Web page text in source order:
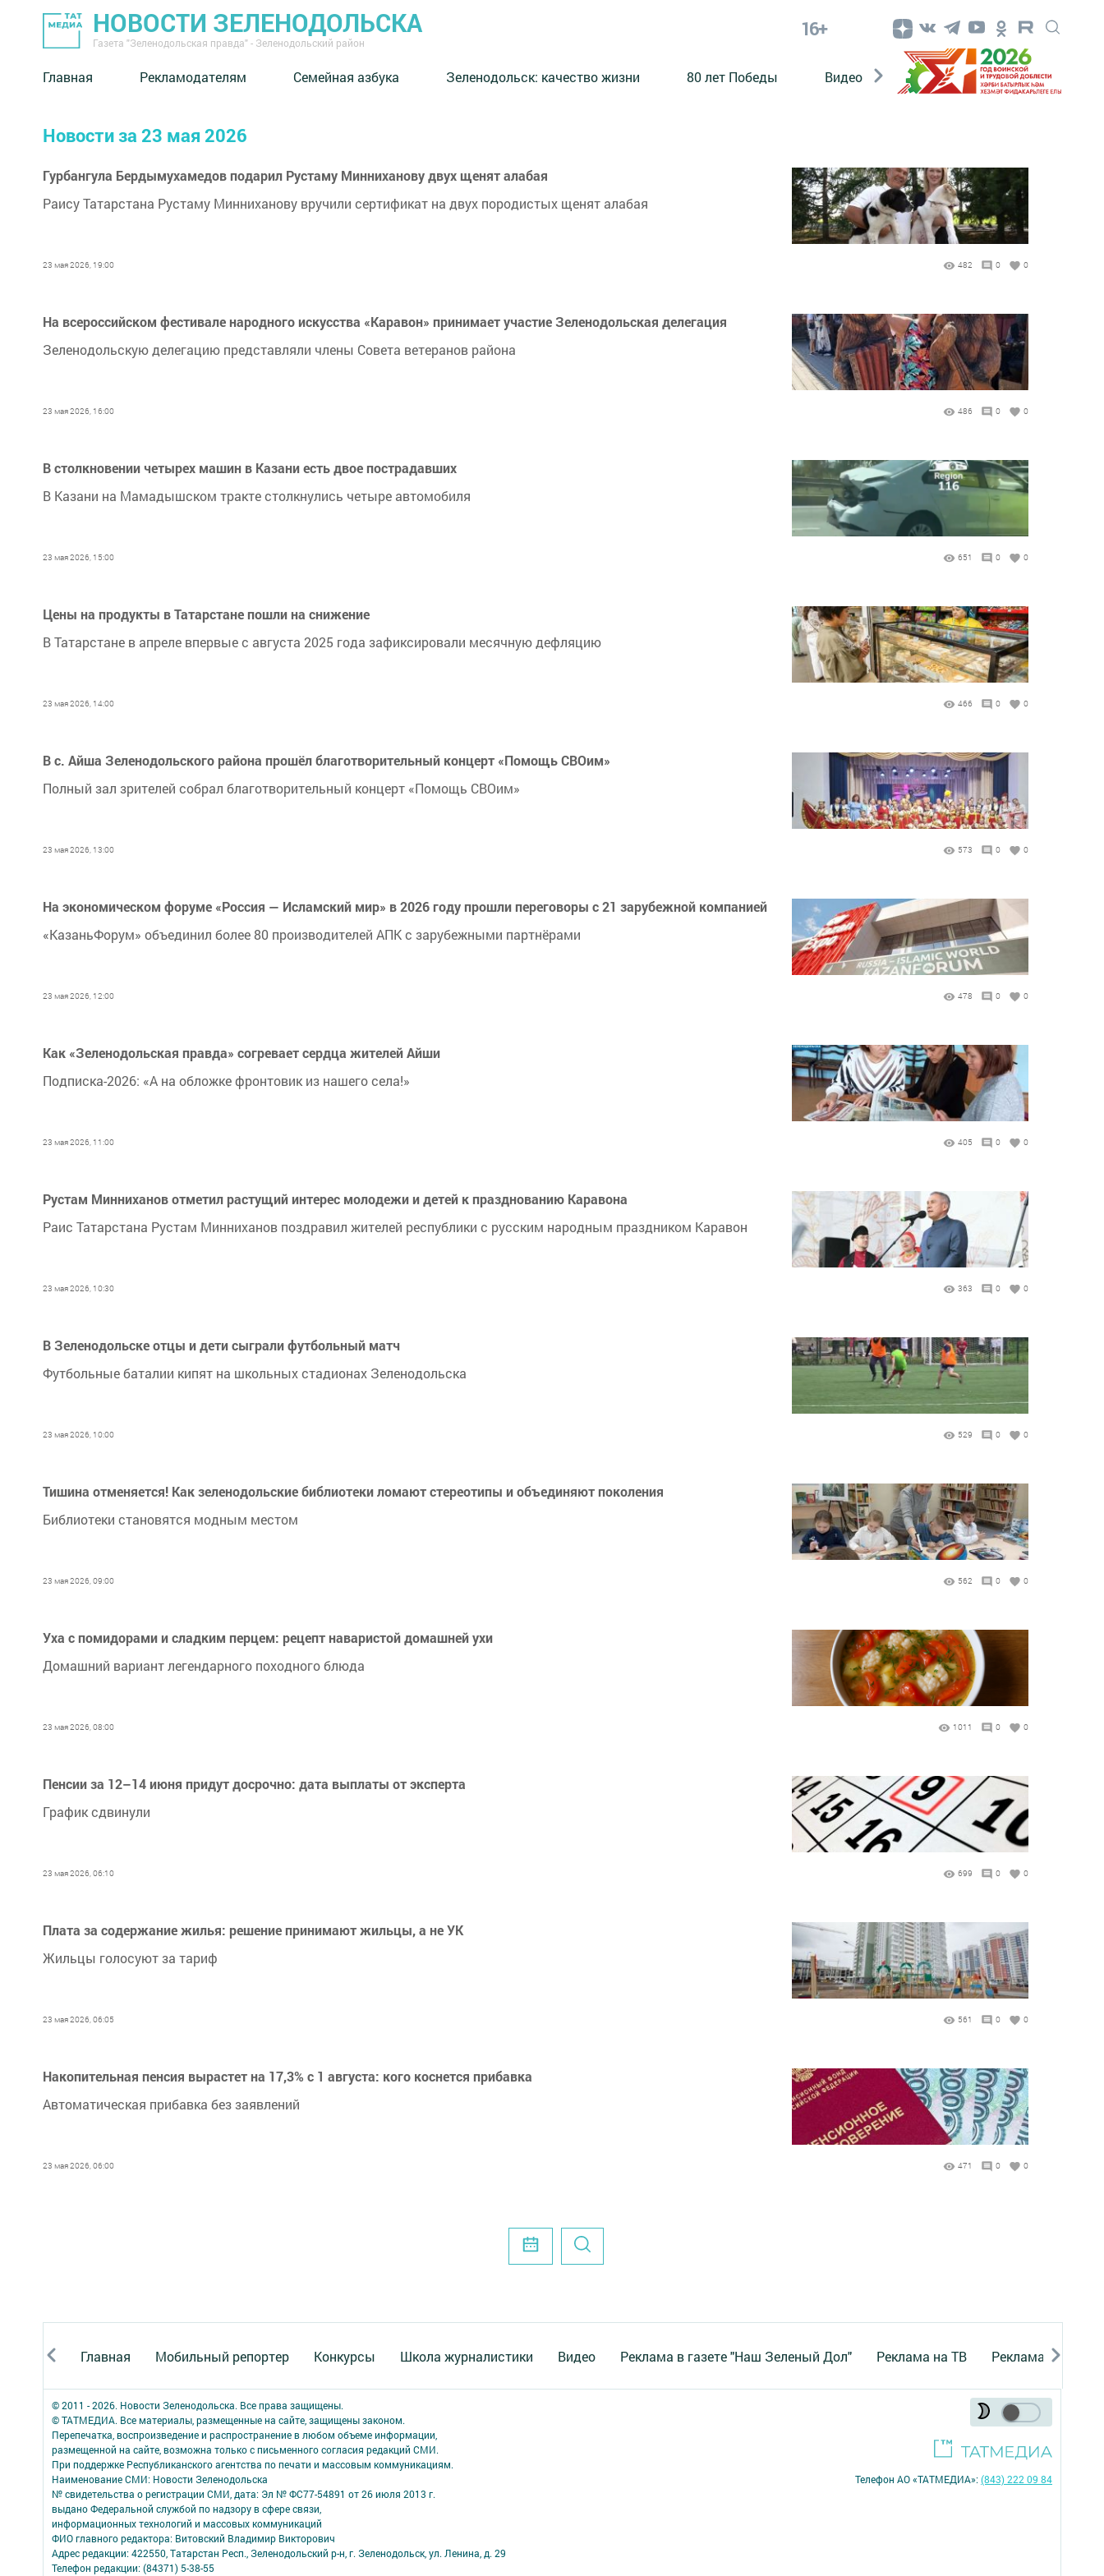
НОВОСТИ ЗЕЛЕНОДОЛЬСКА
Газета "Зеленодольская правда" - Зеленодольский район
16+
Главная Рекламодателям Семейная азбука ⁠Зеленодольск: качество жизни 80 лет Победы Видео Конкурсы ЭтноДети
Новости за 23 мая 2026
Гурбангула Бердымухамедов подарил Рустаму Минниханову двух щенят алабая
Раису Татарстана Рустаму Минниханову вручили сертификат на двух породистых щенят алабая
23 мая 2026, 19:00 482 0 0
На всероссийском фестивале народного искусства «Каравон» принимает участие Зеленодольская делегация
Зеленодольскую делегацию представляли члены Совета ветеранов района
23 мая 2026, 16:00 486 0 0
В столкновении четырех машин в Казани есть двое пострадавших
В Казани на Мамадышском тракте столкнулись четыре автомобиля
23 мая 2026, 15:00 651 0 0
Цены на продукты в Татарстане пошли на снижение
В Татарстане в апреле впервые с августа 2025 года зафиксировали месячную дефляцию
23 мая 2026, 14:00 466 0 0
В с. Айша Зеленодольского района прошёл благотворительный концерт «Помощь СВОим»
Полный зал зрителей собрал благотворительный концерт «Помощь СВОим»
23 мая 2026, 13:00 573 0 0
На экономическом форуме «Россия — Исламский мир» в 2026 году прошли переговоры с 21 зарубежной компанией
«КазаньФорум» объединил более 80 производителей АПК с зарубежными партнёрами
23 мая 2026, 12:00 478 0 0
Как «Зеленодольская правда» согревает сердца жителей Айши
Подписка-2026: «А на обложке фронтовик из нашего села!»
23 мая 2026, 11:00 405 0 0
Рустам Минниханов отметил растущий интерес молодежи и детей к празднованию Каравона
Раис Татарстана Рустам Минниханов поздравил жителей республики с русским народным праздником Каравон
23 мая 2026, 10:30 363 0 0
В Зеленодольске отцы и дети сыграли футбольный матч
Футбольные баталии кипят на школьных стадионах Зеленодольска
23 мая 2026, 10:00 529 0 0
Тишина отменяется! Как зеленодольские библиотеки ломают стереотипы и объединяют поколения
Библиотеки становятся модным местом
23 мая 2026, 09:00 562 0 0
Уха с помидорами и сладким перцем: рецепт наваристой домашней ухи
Домашний вариант легендарного походного блюда
23 мая 2026, 08:00 1011 0 0
Пенсии за 12–14 июня придут досрочно: дата выплаты от эксперта
График сдвинули
23 мая 2026, 06:10 699 0 0
Плата за содержание жилья: решение принимают жильцы, а не УК
Жильцы голосуют за тариф
23 мая 2026, 06:05 561 0 0
Накопительная пенсия вырастет на 17,3% с 1 августа: кого коснется прибавка
Автоматическая прибавка без заявлений
23 мая 2026, 06:00 471 0 0
Главная Мобильный репортер Конкурсы Школа журналистики Видео Реклама в газете "Наш Зеленый Дол" Реклама на ТВ Реклама в
© 2011 - 2026. Новости Зеленодольска. Все права защищены.
© ТАТМЕДИА. Все материалы, размещенные на сайте, защищены законом.
Перепечатка, воспроизведение и распространение в любом объеме информации,
размещенной на сайте, возможна только с письменного согласия редакций СМИ.
При поддержке Республиканского агентства по печати и массовым коммуникациям.
Наименование СМИ: Новости Зеленодольска
№ свидетельства о регистрации СМИ, дата: Эл № ФС77-54891 от 26 июля 2013 г.
выдано Федеральной службой по надзору в сфере связи,
информационных технологий и массовых коммуникаций
ФИО главного редактора: Витовский Владимир Викторович
Адрес редакции: 422550, Татарстан Респ., Зеленодольский р-н, г. Зеленодольск, ул. Ленина, д. 29
Телефон редакции: (84371) 5-38-55
Телефон АО «ТАТМЕДИА»:(843) 222 09 84